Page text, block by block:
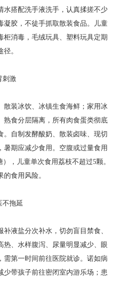
水搭配洗手液洗手，认真揉搓不少
凝胶，不徒手抓取散装食品。儿童
柜消毒，毛绒玩具、塑料玩具定期
。
激
装冰饮、冰镇生食海鲜；家用冰
熟食分层隔离，所有肉食蛋类彻底
。自制发酵酸奶、散装卤味、现切
暑期应减少食用。空腹或过量食用
，儿童单次食用荔枝不超过5颗。
食用风险。
拖延
液盐分次补水，切勿盲目禁食、
热、水样腹泻、尿量明显减少、眼
需第一时间前往医院就诊。诺如病
少带孩子前往密闭室内游乐场；患